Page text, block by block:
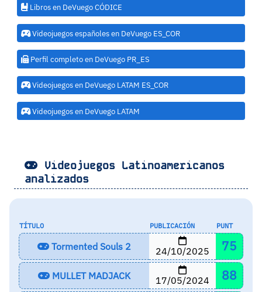
Libros en DeVuego CÓDICE
Videojuegos españoles en DeVuego ES_COR
Perfil completo en DeVuego PR_ES
Videojuegos en DeVuego LATAM ES_COR
Videojuegos en DeVuego LATAM
Videojuegos Latinoamericanos
analizados
TÍTULO PUBLICACIÓN PUNT
Tormented Souls 2 24/10/2025 75
MULLET MADJACK 17/05/2024 88